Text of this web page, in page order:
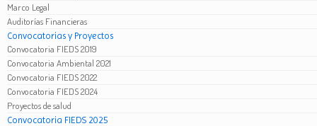
Marco Legal
Auditorías Financieras
Convocatorias y Proyectos
Convocatoria FIEDS 2019
Convocatoria Ambiental 2021
Convocatoria FIEDS 2022
Convocatoria FIEDS 2024
Proyectos de salud
Convocatoria FIEDS 2025